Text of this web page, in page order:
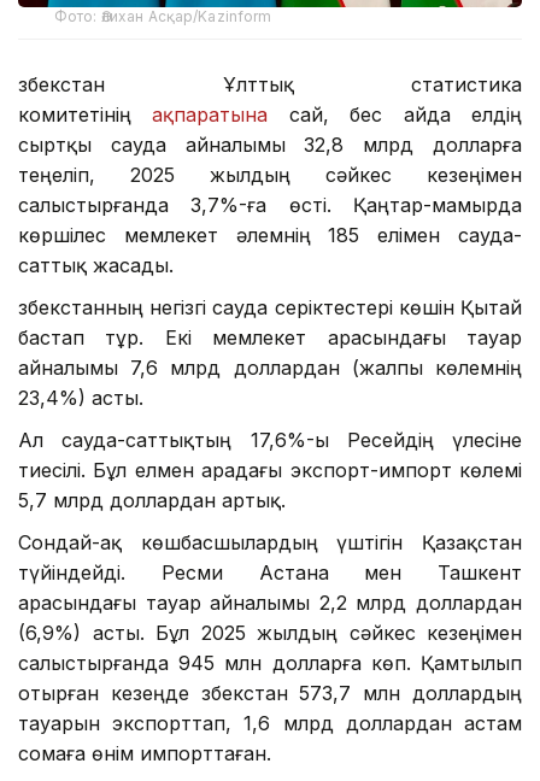
Фото: Әлихан Асқар/Kazinform
Өзбекстан Ұлттық статистика
комитетініңақпаратына сай, бес айда елдің
сыртқы сауда айналымы 32,8 млрд долларға
теңеліп, 2025 жылдың сәйкес кезеңімен
салыстырғанда 3,7%-ға өсті. Қаңтар-мамырда
көршілес мемлекет әлемнің 185 елімен сауда-
саттық жасады.
Өзбекстанның негізгі сауда серіктестері көшін Қытай
бастап тұр. Екі мемлекет арасындағы тауар
айналымы 7,6 млрд доллардан (жалпы көлемнің
23,4%) асты.
Ал сауда-саттықтың 17,6%-ы Ресейдің үлесіне
тиесілі. Бұл елмен арадағы экспорт-импорт көлемі
5,7 млрд доллардан артық.
Сондай-ақ көшбасшылардың үштігін Қазақстан
түйіндейді. Ресми Астана мен Ташкент
арасындағы тауар айналымы 2,2 млрд доллардан
(6,9%) асты. Бұл 2025 жылдың сәйкес кезеңімен
салыстырғанда 945 млн долларға көп. Қамтылып
отырған кезеңде Өзбекстан 573,7 млн доллардың
тауарын экспорттап, 1,6 млрд доллардан астам
сомаға өнім импорттаған.